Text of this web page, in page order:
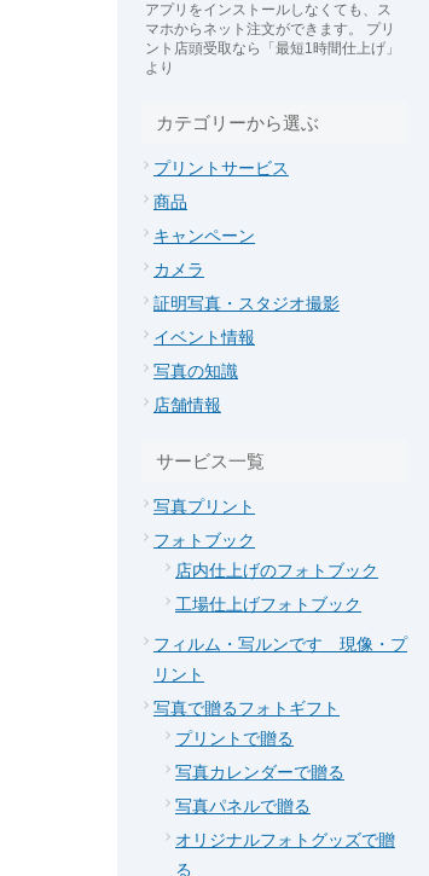
アプリをインストールしなくても、ス
マホからネット注文ができます。 プリ
ント店頭受取なら「最短1時間仕上げ」
より
カテゴリーから選ぶ
プリントサービス
商品
キャンペーン
カメラ
証明写真・スタジオ撮影
イベント情報
写真の知識
店舗情報
サービス一覧
写真プリント
フォトブック
店内仕上げのフォトブック
工場仕上げフォトブック
フィルム・写ルンです 現像・プ
リント
写真で贈るフォトギフト
プリントで贈る
写真カレンダーで贈る
写真パネルで贈る
オリジナルフォトグッズで贈
る